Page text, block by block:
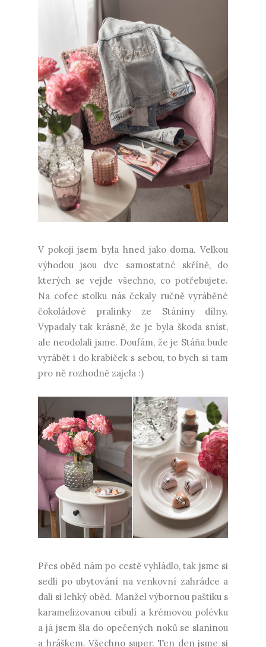
V pokoji jsem byla hned jako doma. Velkou
výhodou jsou dve samostatné skříně, do
kterých se vejde všechno, co potřebujete.
Na cofee stolku nás čekaly ručně vyráběné
čokoládové pralinky ze Stániny dílny.
Vypadaly tak krásně, že je byla škoda sníst,
ale neodolali jsme. Doufám, že je Stáňa bude
vyrábět i do krabiček s sebou, to bych si tam
pro ně rozhodně zajela :)
Přes oběd nám po cestě vyhládlo, tak jsme si
sedli po ubytování na venkovní zahrádce a
dali si lehký oběd. Manžel výbornou paštiku s
karamelizovanou cibulí a krémovou polévku
a já jsem šla do opečených noků se slaninou
a hráškem. Všechno super. Ten den jsme si